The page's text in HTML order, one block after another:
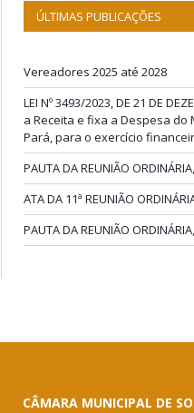
ÚLTIMAS PUBLICAÇÕES
Vereadores 2025 até 2028
LEI Nº 3493/2023, DE 21 DE
a Receita e fixa a Despesa do
Pará, para o exercício
PAUTA DA REUNIÃO
ATA DA 11ª REUNIÃO
PAUTA DA REUNIÃO
CÂMARA MUNICIPAL DE